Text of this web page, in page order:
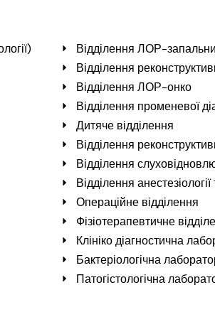
Відділення ЛОР-
Відділення
Відділення ЛОР-онко
Відділення променевої
Дитяче відділення
Відділення
Відділення
Відділення
Операційне відділення
Фізіотерапевтичне
Клініко діагностична
Бактеріологічна
Патогістологічна